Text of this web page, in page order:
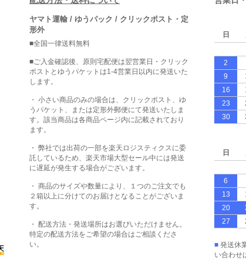
ヤマト運輸 / ゆうパック / クリックポスト・定
形外
■全国一律送料無料
■ご入金確認後、原則宅配便は翌営業日・クリック
ポストとゆうパケットは1-4営業日以内に発送いた
します。
・ 小さい商品のみの場合は、クリックポスト、ゆ
うパケット、または定形外郵便にて発送いたしま
す。該当商品は各商品ページ内に記載されており
ます。
・ 弊社では出荷の一部を楽天ロジスティクスに委
託しているため、楽天市場大型セール中には発送
に遅延が発生する場合がございます。
・ 商品のサイズや数量により、１つのご注文でも
２箱以上に分けてのお届けとなることがございま
す。
・ 配送方法・発送場所はお選びいただけません。
特定の配送方法をご希望の場合はご相談くださ
い。
日
2
9
16
23
30
日
6
13
20
27
■ 発送休
い合わせ